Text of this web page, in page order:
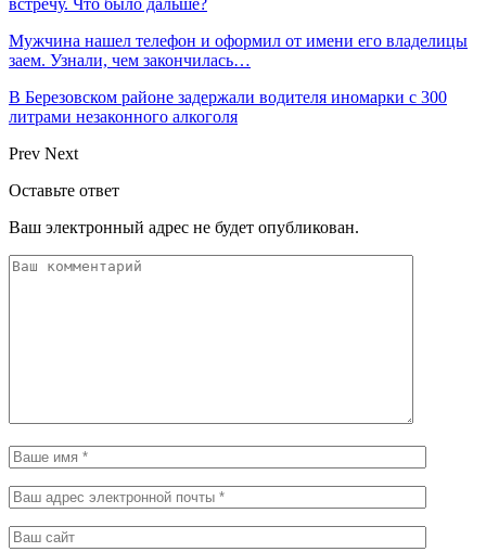
Мужчина нашел телефон и оформил от имени его владелицы
заем. Узнали, чем закончилась…
В Березовском районе задержали водителя иномарки с 300
литрами незаконного алкоголя
Prev Next
Оставьте ответ
Ваш электронный адрес не будет опубликован.